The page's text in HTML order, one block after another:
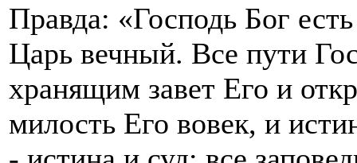
Правда: «Господь Бог
Царь вечный. Все пути
хранящим завет Его и
милость Его вовек, и